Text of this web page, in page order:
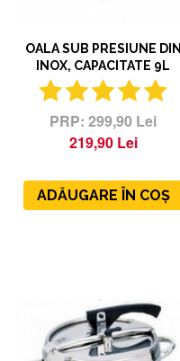
OALA SUB PRESIUNE DIN
INOX, CAPACITATE 9L
299,90 Lei
219,90 Lei
ADĂUGARE ÎN COȘ